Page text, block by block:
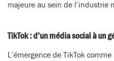
majeure au sein de l’industrie
TikTok : d’un média social à un
L’émergence de TikTok